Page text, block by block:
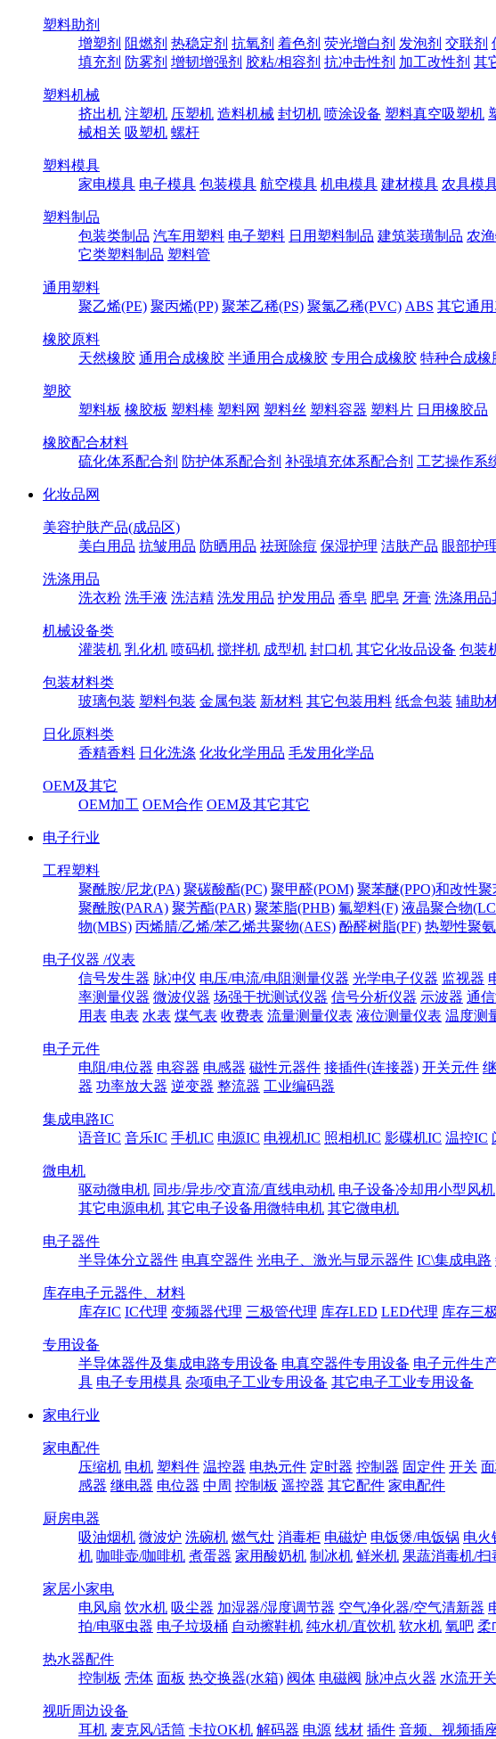
塑料助剂
增塑剂 阻燃剂 热稳定剂 抗氧剂 着色剂 荧光增白剂 发泡剂 交联剂
填充剂 防雾剂 增韧增强剂 胶粘/相容剂 抗冲击性剂 加工改性剂 其
塑料机械
挤出机 注塑机 压塑机 造料机械 封切机 喷涂设备 塑料真空吸塑机
械相关 吸塑机 螺杆
塑料模具
家电模具 电子模具 包装模具 航空模具 机电模具 建材模具 农具模
塑料制品
包装类制品 汽车用塑料 电子塑料 日用塑料制品 建筑装璜制品 农
它类塑料制品 塑料管
通用塑料
聚乙烯(PE) 聚丙烯(PP) 聚苯乙稀(PS) 聚氯乙稀(PVC) ABS 其它通
橡胶原料
天然橡胶 通用合成橡胶 半通用合成橡胶 专用合成橡胶 特种合成橡
塑胶
塑料板 橡胶板 塑料棒 塑料网 塑料丝 塑料容器 塑料片 日用橡胶品
橡胶配合材料
硫化体系配合剂 防护体系配合剂 补强填充体系配合剂 工艺操作系
化妆品网
美容护肤产品(成品区)
美白用品 抗皱用品 防晒用品 祛斑除痘 保湿护理 洁肤产品 眼部护
洗涤用品
洗衣粉 洗手液 洗洁精 洗发用品 护发用品 香皂 肥皂 牙膏 洗涤用品
机械设备类
灌装机 乳化机 喷码机 搅拌机 成型机 封口机 其它化妆品设备 包装
包装材料类
玻璃包装 塑料包装 金属包装 新材料 其它包装用料 纸盒包装 辅助
日化原料类
香精香料 日化洗涤 化妆化学用品 毛发用化学品
OEM及其它
OEM加工 OEM合作 OEM及其它其它
电子行业
工程塑料
聚酰胺/尼龙(PA) 聚碳酸酯(PC) 聚甲醛(POM) 聚苯醚(PPO)和改性聚
聚酰胺(PARA) 聚芳酯(PAR) 聚苯脂(PHB) 氟塑料(F) 液晶聚合物
物(MBS) 丙烯腈/乙烯/苯乙烯共聚物(AES) 酚醛树脂(PF) 热塑性聚
电子仪器 /仪表
信号发生器 脉冲仪 电压/电流/电阻测量仪器 光学电子仪器 监视器
率测量仪器 微波仪器 场强干扰测试仪器 信号分析仪器 示波器 通
用表 电表 水表 煤气表 收费表 流量测量仪表 液位测量仪表 温度测
电子元件
电阻/电位器 电容器 电感器 磁性元器件 接插件(连接器) 开关元件
器 功率放大器 逆变器 整流器 工业编码器
集成电路IC
语音IC 音乐IC 手机IC 电源IC 电视机IC 照相机IC 影碟机IC 温控IC
微电机
驱动微电机 同步/异步/交直流/直线电动机 电子设备冷却用小型风机
其它电源电机 其它电子设备用微特电机 其它微电机
电子器件
半导体分立器件 电真空器件 光电子、激光与显示器件 IC\集成电路
库存电子元器件、材料
库存IC IC代理 变频器代理 三极管代理 库存LED LED代理 库存三
专用设备
半导体器件及集成电路专用设备 电真空器件专用设备 电子元件生
具 电子专用模具 杂项电子工业专用设备 其它电子工业专用设备
家电行业
家电配件
压缩机 电机 塑料件 温控器 电热元件 定时器 控制器 固定件 开关
感器 继电器 电位器 中周 控制板 遥控器 其它配件 家电配件
厨房电器
吸油烟机 微波炉 洗碗机 燃气灶 消毒柜 电磁炉 电饭煲/电饭锅 电火
机 咖啡壶/咖啡机 煮蛋器 家用酸奶机 制冰机 鲜米机 果蔬消毒机/扫
家居小家电
电风扇 饮水机 吸尘器 加湿器/湿度调节器 空气净化器/空气清新器
拍/电驱虫器 电子垃圾桶 自动擦鞋机 纯水机/直饮机 软水机 氧吧 柔
热水器配件
控制板 壳体 面板 热交换器(水箱) 阀体 电磁阀 脉冲点火器 水流开关
视听周边设备
耳机 麦克风/话筒 卡拉OK机 解码器 电源 线材 插件 音频、视频插